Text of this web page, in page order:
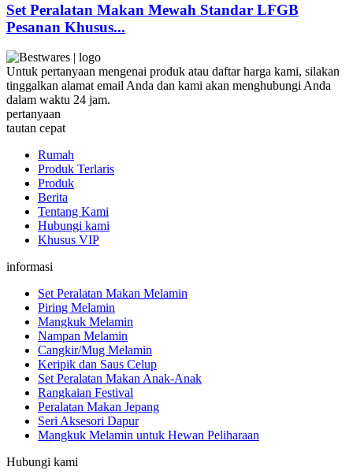
Set Peralatan Makan Mewah Standar LFGB
Pesanan Khusus...
Untuk pertanyaan mengenai produk atau daftar harga kami, silakan
tinggalkan alamat email Anda dan kami akan menghubungi Anda
dalam waktu 24 jam.
pertanyaan
tautan cepat
Rumah
Produk Terlaris
Produk
Berita
Tentang Kami
Hubungi kami
Khusus VIP
informasi
Set Peralatan Makan Melamin
Piring Melamin
Mangkuk Melamin
Nampan Melamin
Cangkir/Mug Melamin
Keripik dan Saus Celup
Set Peralatan Makan Anak-Anak
Rangkaian Festival
Peralatan Makan Jepang
Seri Aksesori Dapur
Mangkuk Melamin untuk Hewan Peliharaan
Hubungi kami